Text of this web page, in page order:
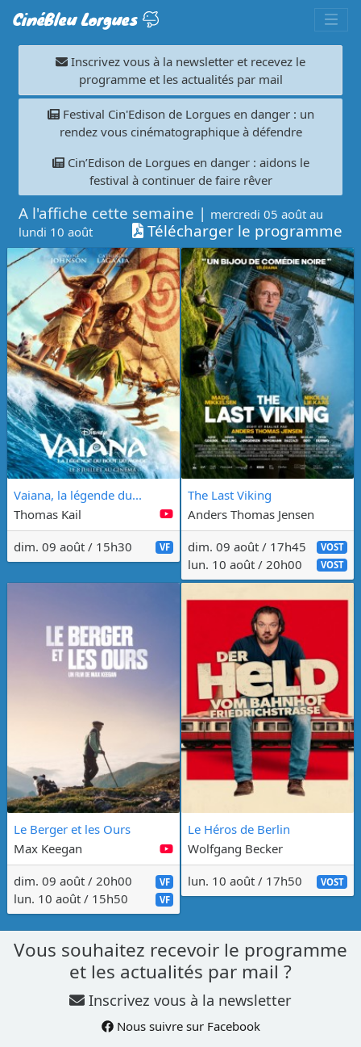
CinéBleu Lorgues
Inscrivez vous à la newsletter et recevez le
programme et les actualités par mail
Festival Cin'Edison de Lorgues en danger : un
rendez vous cinématographique à défendre
Cin’Edison de Lorgues en danger : aidons le
festival à continuer de faire rêver
A l'affiche cette semaine | mercredi 05 août au
lundi 10 août
Télécharger le programme
Vaiana, la légende du...
Thomas Kail
dim. 09 août / 15h30
VF
The Last Viking
Anders Thomas Jensen
dim. 09 août / 17h45
VOST
lun. 10 août / 20h00 VOST
Le Berger et les Ours
Max Keegan
dim. 09 août / 20h00
VF
lun. 10 août / 15h50 VF
Le Héros de Berlin
Wolfgang Becker
lun. 10 août / 17h50
VOST
Vous souhaitez recevoir le programme
et les actualités par mail ?
Inscrivez vous à la newsletter
Nous suivre sur Facebook